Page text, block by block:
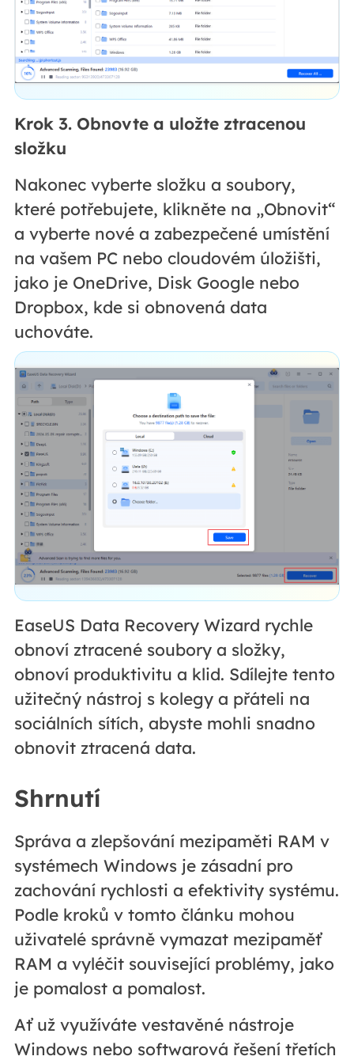
Krok 3. Obnovte a uložte ztracenou
složku
Nakonec vyberte složku a soubory,
které potřebujete, klikněte na „Obnovit“
a vyberte nové a zabezpečené umístění
na vašem PC nebo cloudovém úložišti,
jako je OneDrive, Disk Google nebo
Dropbox, kde si obnovená data
uchováte.
EaseUS Data Recovery Wizard rychle
obnoví ztracené soubory a složky,
obnoví produktivitu a klid. Sdílejte tento
užitečný nástroj s kolegy a přáteli na
sociálních sítích, abyste mohli snadno
obnovit ztracená data.
Shrnutí
Správa a zlepšování mezipaměti RAM v
systémech Windows je zásadní pro
zachování rychlosti a efektivity systému.
Podle kroků v tomto článku mohou
uživatelé správně vymazat mezipaměť
RAM a vyléčit související problémy, jako
je pomalost a pomalost.
Ať už využíváte vestavěné nástroje
Windows nebo softwarová řešení třetích